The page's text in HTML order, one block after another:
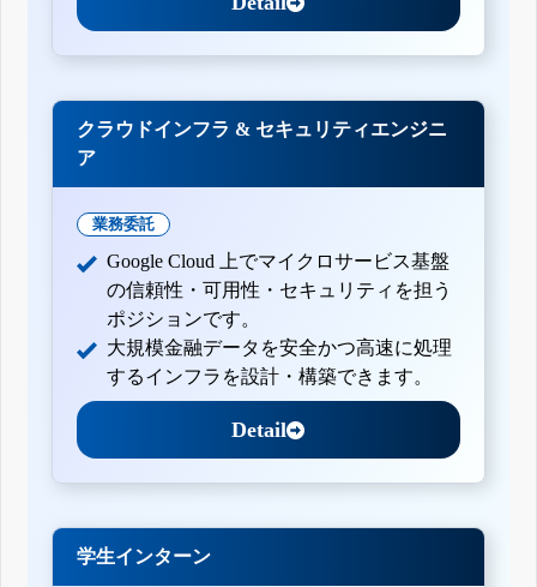
クラウドインフラ & セキュリティエンジニ
ア
業務委託
Google Cloud 上でマイクロサービス基盤
の信頼性・可用性・セキュリティを担う
ポジションです。
大規模金融データを安全かつ高速に処理
するインフラを設計・構築できます。
Detail
学生インターン